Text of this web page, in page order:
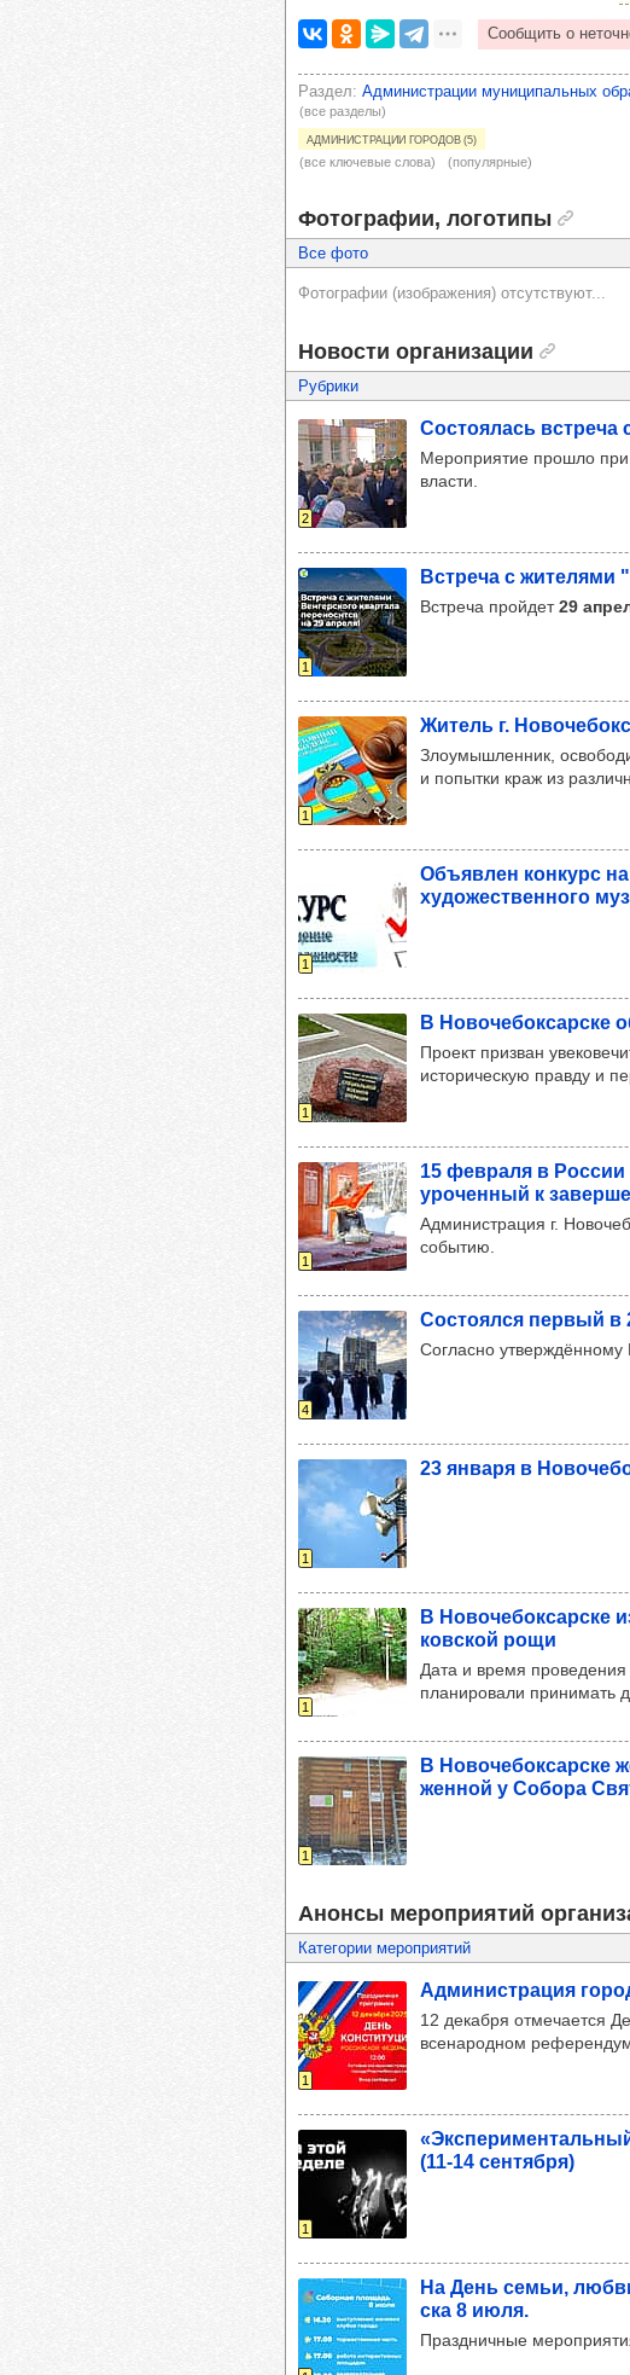
Раздел Администрации муниципальных
(все разделы)
Администрации городов (5)
(все ключевые слова) (популярные)
Фотографии, логотипы
Все фото
Фотографии (изображения) отсутствуют...
Новости организации
Рубрики
2
Сос­то­ялась встреча
Мероприятие прошло при
власти.
1
Встреча с жите­лями
Встреча пройдет29
1
Житель г.
Злоумышленник,
и попытки краж из
1
Объ­яв­лен кон­курс
худо­жес­твен­ного
1
В Ново­че­бок­сар­ске
Проект призван
историческую правду и
1
15 фев­раля в
уро­чен­ный к
Администрация г.
событию.
4
Сос­то­ялся пер­вый в
Согласно утверждённому
1
23 января в
1
В Ново­че­бок­сар­ске
ков­ской рощи
Дата и время проведения
планировали принимать
1
В Ново­че­бок­сар­ске
жен­ной у Собора
Анонсы мероприятий
Категории мероприятий
1
Адми­нис­тра­ция
12 декабря отмечается
всенародном
1
(11-14 сен­тября)
На День семьи,
ска 8 июля.
Праздничные